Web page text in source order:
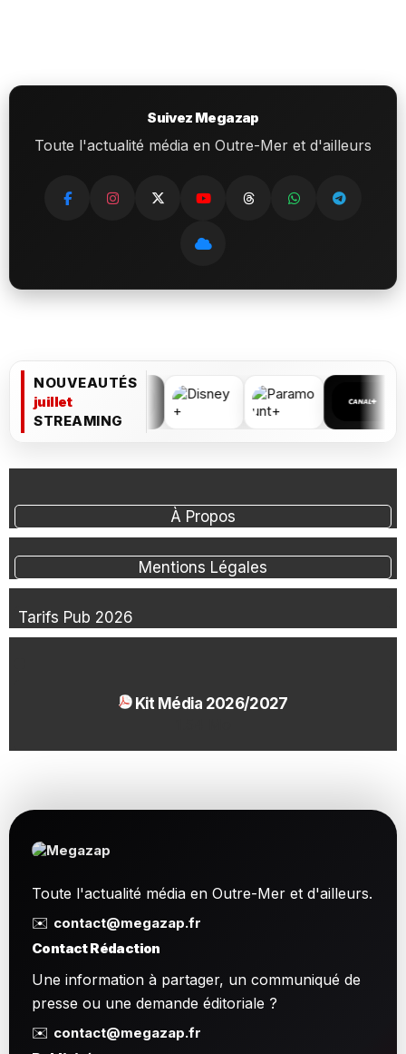
Suivez Megazap
Toute l'actualité média en Outre-Mer et d'ailleurs
NOUVEAUTÉS
juillet
STREAMING
À Propos
Mentions Légales
Tarifs Pub 2026
Kit Média 2026/2027
Toute l'actualité média en Outre-Mer et d'ailleurs.
✉️ contact@megazap.fr
Contact Rédaction
Une information à partager, un communiqué de
presse ou une demande éditoriale ?
✉️ contact@megazap.fr